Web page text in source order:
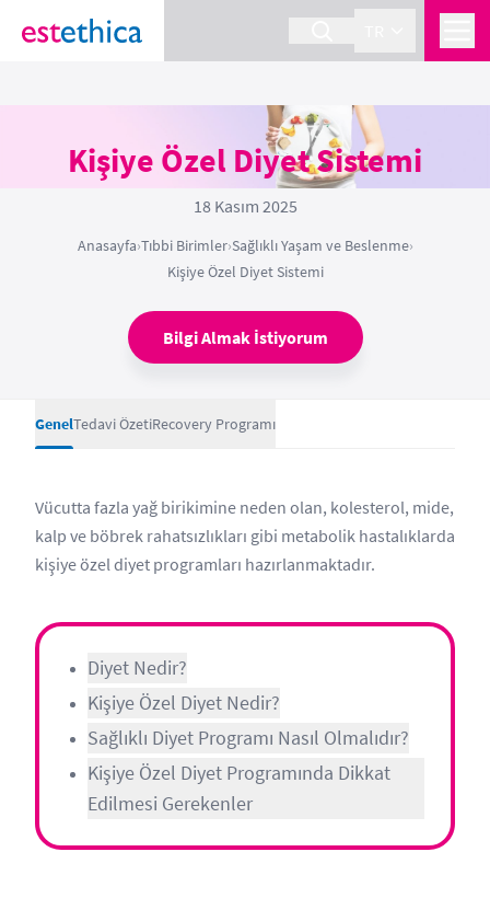
Kişiye Özel Diyet Sistemi
18 Kasım 2025
Anasayfa›Tıbbi Birimler›Sağlıklı Yaşam ve Beslenme›
Kişiye Özel Diyet Sistemi
Bilgi Almak İstiyorum
GenelTedavi ÖzetiRecovery Programı
Vücutta fazla yağ birikimine neden olan, kolesterol, mide,
kalp ve böbrek rahatsızlıkları gibi metabolik hastalıklarda
kişiye özel diyet programları hazırlanmaktadır.
Diyet Nedir?
Kişiye Özel Diyet Nedir?
Sağlıklı Diyet Programı Nasıl Olmalıdır?
Kişiye Özel Diyet Programında Dikkat
Edilmesi Gerekenler